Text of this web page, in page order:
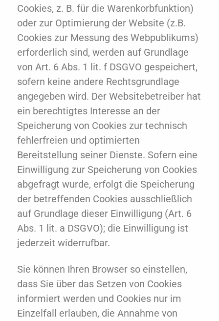
Cookies, z. B. für die Warenkorbfunktion)
oder zur Optimierung der Website (z.B.
Cookies zur Messung des Webpublikums)
erforderlich sind, werden auf Grundlage
von Art. 6 Abs. 1 lit. f DSGVO gespeichert,
sofern keine andere Rechtsgrundlage
angegeben wird. Der Websitebetreiber hat
ein berechtigtes Interesse an der
Speicherung von Cookies zur technisch
fehlerfreien und optimierten
Bereitstellung seiner Dienste. Sofern eine
Einwilligung zur Speicherung von Cookies
abgefragt wurde, erfolgt die Speicherung
der betreffenden Cookies ausschließlich
auf Grundlage dieser Einwilligung (Art. 6
Abs. 1 lit. a DSGVO); die Einwilligung ist
jederzeit widerrufbar.
Sie können Ihren Browser so einstellen,
dass Sie über das Setzen von Cookies
informiert werden und Cookies nur im
Einzelfall erlauben, die Annahme von